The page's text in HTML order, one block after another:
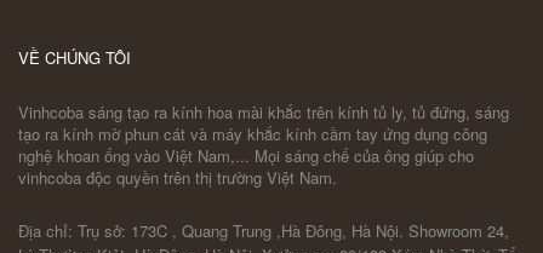
VỀ CHÚNG TÔI
Vinhcoba sáng tạo ra kính hoa mài khắc trên kính tủ ly, tủ đứng, sáng
tạo ra kính mờ phun cát và máy khắc kính cầm tay ứng dụng công
nghệ khoan ống vào Việt Nam,... Mọi sáng chế của ông giúp cho
vinhcoba độc quyền trên thị trường Việt Nam.
Địa chỉ: Trụ sở: 173C , Quang Trung ,Hà Đông, Hà Nội. Showroom 24,